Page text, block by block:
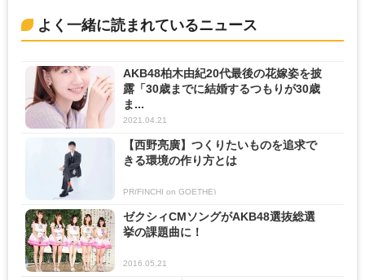
よく一緒に読まれているニュース
AKB48柏木由紀20代最後の花嫁姿を披
露「30歳までに結婚するつもりが30歳
ま...
2021.04.21
【西野亮廣】つくりたいものを追求で
きる環境の作り方とは
PR(FINCHI on GOETHE)
ゼクシィCMソングがAKB48選抜総選
挙の課題曲に！
2016.05.21